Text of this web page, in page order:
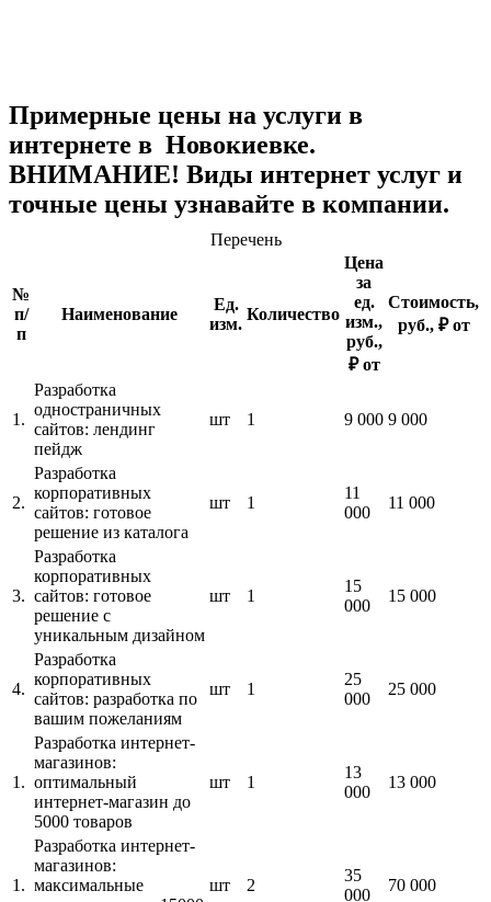
Примерные цены на услуги в
интернете в Новокиевке.
ВНИМАНИЕ! Виды интернет услуг и
точные цены узнавайте в компании.
Перечень
№
п/
п
Наименование
Ед.
изм.
Количество
Цена
за
ед.
изм.,
руб.,
₽ от
Стоимость,
руб., ₽ от
1.
Разработка
одностраничных
сайтов: лендинг
пейдж
шт 1 9 000 9 000
2.
Разработка
корпоративных
сайтов: готовое
решение из каталога
шт 1
11
000
11 000
3.
Разработка
корпоративных
сайтов: готовое
решение с
уникальным дизайном
шт 1
15
000
15 000
4.
Разработка
корпоративных
сайтов: разработка по
вашим пожеланиям
шт 1
25
000
25 000
1.
Разработка интернет-
магазинов:
оптимальный
интернет-магазин до
5000 товаров
шт 1
13
000
13 000
1.
Разработка интернет-
магазинов:
максимальные
шт 2
35
000
70 000